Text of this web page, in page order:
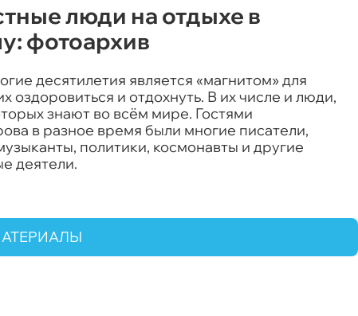
люди на отдыхе в
фотоархив
десятилетия является «магнитом» для
оздоровиться и отдохнуть. В их числе и люди,
знают во всём мире. Гостями
в разное время были многие писатели,
политики, космонавты и другие
деятели.